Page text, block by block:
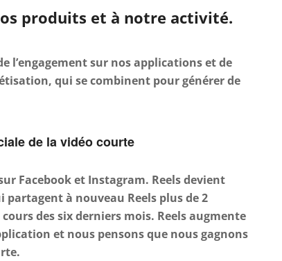
produits et à notre activité.
l’engagement sur nos applications et de
qui se combinent pour générer de
de la vidéo courte
Facebook et Instagram. Reels devient
partagent à nouveau Reels plus de 2
des six derniers mois. Reels augmente
et nous pensons que nous gagnons